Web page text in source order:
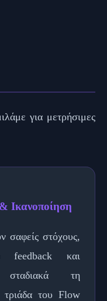
για μετρήσιμες
Ικανοποίηση
σαφείς στόχους,
feedback και
σταδιακά τη
του Flow